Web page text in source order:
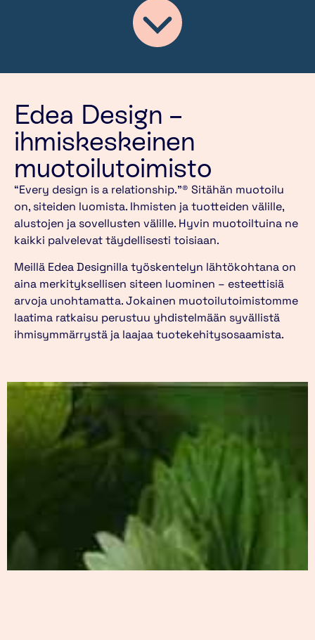
Edea Design –
ihmiskeskeinen
muotoilutoimisto
“Every design is a relationship.”® Sitähän muotoilu
on, siteiden luomista. Ihmisten ja tuotteiden välille,
alustojen ja sovellusten välille. Hyvin muotoiltuina ne
kaikki palvelevat täydellisesti toisiaan.
Meillä Edea Designilla työskentelyn lähtökohtana on
aina merkityksellisen siteen luominen – esteettisiä
arvoja unohtamatta. Jokainen muotoilutoimistomme
laatima ratkaisu perustuu yhdistelmään syvällistä
ihmisymmärrystä ja laajaa tuotekehitysosaamista.